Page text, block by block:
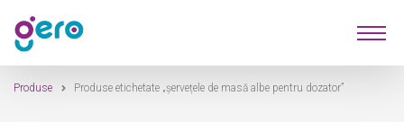
Sari
la
navigare
Sari
la
conținut
Produse
Produse Produse etichetate „șervețele de masă albe pentru dozator”